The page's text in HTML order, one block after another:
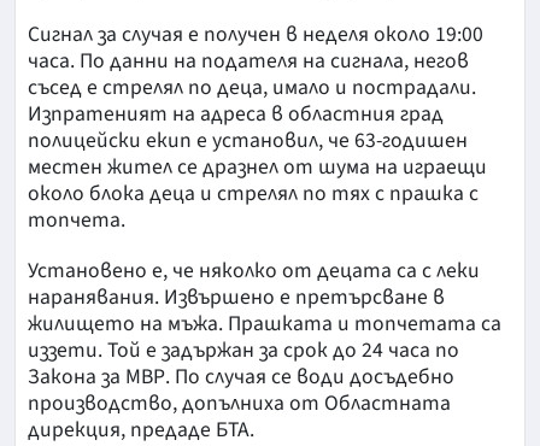
Сигнал за случая е получен в неделя около 19:00
часа. По данни на подателя на сигнала, негов
съсед е стрелял по деца, имало и пострадали.
Изпратеният на адреса в областния град
полицейски екип е установил, че 63-годишен
местен жител се дразнел от шума на играещи
около блока деца и стрелял по тях с прашка с
топчета.
Установено е, че няколко от децата са с леки
наранявания. Извършено е претърсване в
жилището на мъжа. Прашката и топчетата са
иззети. Той е задържан за срок до 24 часа по
Закона за МВР. По случая се води досъдебно
производство, допълниха от Областната
дирекция, предаде БТА.